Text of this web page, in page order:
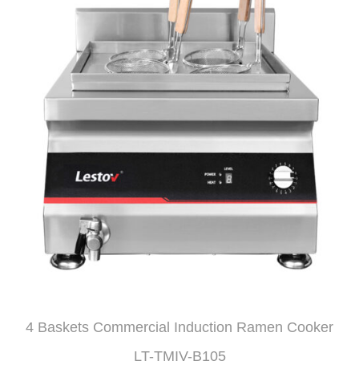
4 Baskets Commercial Induction Ramen Cooker
LT-TMIV-B105